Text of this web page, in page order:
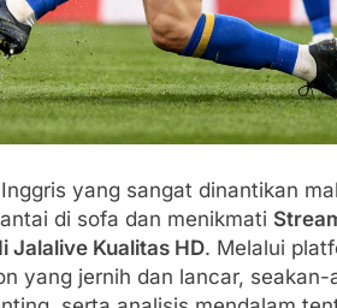
yang sangat dinantikan
di sofa dan menikmati
Jalalive Kualitas HD. Melalui
yang jernih dan lancar, seakan-